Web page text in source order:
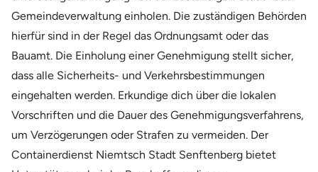
Gemeindeverwaltung einholen. Die zuständigen Behörden
hierfür sind in der Regel das Ordnungsamt oder das
Bauamt. Die Einholung einer Genehmigung stellt sicher,
dass alle Sicherheits- und Verkehrsbestimmungen
eingehalten werden. Erkundige dich über die lokalen
Vorschriften und die Dauer des Genehmigungsverfahrens,
um Verzögerungen oder Strafen zu vermeiden. Der
Containerdienst Niemtsch Stadt Senftenberg bietet